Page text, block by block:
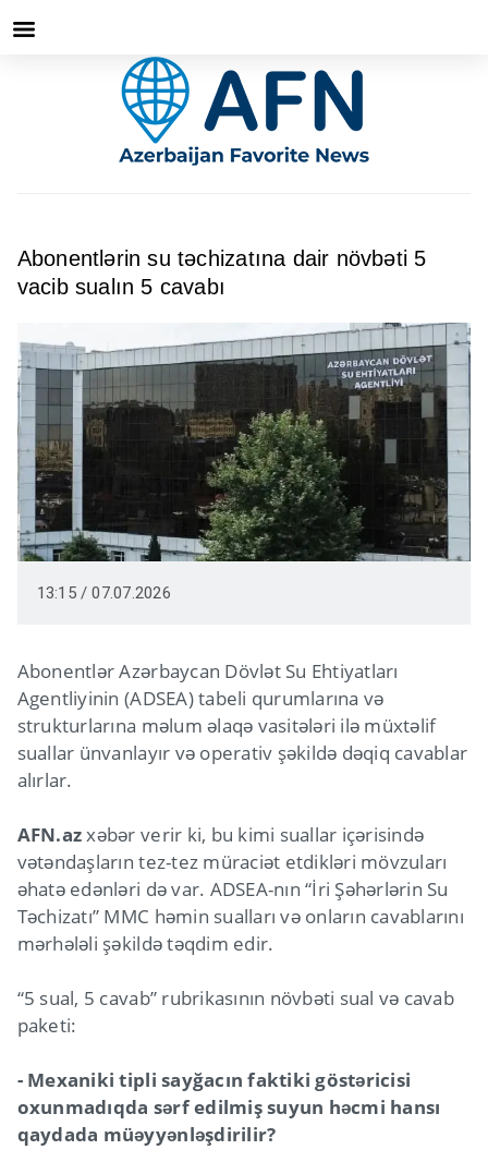
Abonentlərin su təchizatına dair növbəti 5
vacib sualın 5 cavabı
13:15 / 07.07.2026
Abonentlər Azərbaycan Dövlət Su Ehtiyatları
Agentliyinin (ADSEA) tabeli qurumlarına və
strukturlarına məlum əlaqə vasitələri ilə müxtəlif
suallar ünvanlayır və operativ şəkildə dəqiq cavablar
alırlar.
AFN.azxəbər verir ki, bu kimi suallar içərisində
vətəndaşların tez-tez müraciət etdikləri mövzuları
əhatə edənləri də var. ADSEA-nın “İri Şəhərlərin Su
Təchizatı” MMC həmin sualları və onların cavablarını
mərhələli şəkildə təqdim edir.
“5 sual, 5 cavab” rubrikasının növbəti sual və cavab
paketi:
- Mexaniki tipli sayğacın faktiki göstəricisi
oxunmadıqda sərf edilmiş suyun həcmi hansı
qaydada müəyyənləşdirilir?